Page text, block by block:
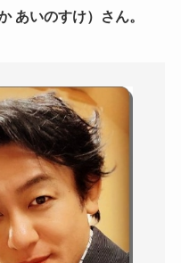
あいのすけ）さん。